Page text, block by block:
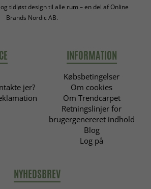
tidløst design til alle rum – en del af Online
Brands Nordic AB.
jer?
INFORMATION
Købsbetingelser
Om cookies
Om Trendcarpet
Retningslinjer for
brugergenereret indhold
Blog
Log på
NYHEDSBREV